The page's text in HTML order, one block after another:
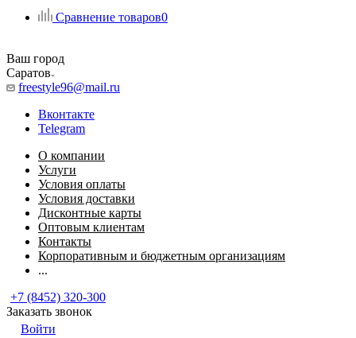
Сравнение товаров0
Ваш город
Саратов
freestyle96@mail.ru
Вконтакте
Telegram
О компании
Услуги
Условия оплаты
Условия доставки
Дисконтные карты
Оптовым клиентам
Контакты
Корпоративным и бюджетным организациям
...
+7 (8452) 320-300
Заказать звонок
Войти